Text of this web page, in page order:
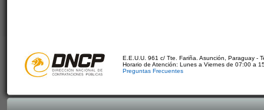
E.E.U.U. 961 c/ Tte. Fariña. Asunción, Paraguay -
Horario de Atención: Lunes a Viernes de 07:00 a
Preguntas Frecuentes